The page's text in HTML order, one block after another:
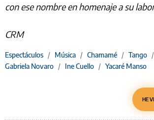
con ese nombre en homenaje a su
CRM
Espectáculos / Música / Chamamé / Tango /
Gabriela Novaro / Ine Cuello / Yacaré Manso
HE